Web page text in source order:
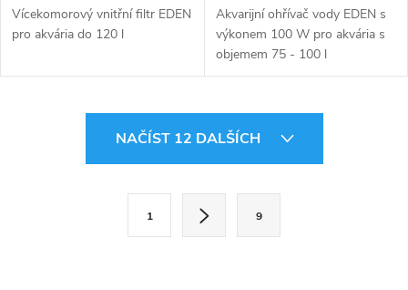
Vícekomorový vnitřní filtr EDEN
pro akvária do 120 l
Akvarijní ohřívač vody EDEN s
výkonem 100 W pro akvária s
objemem 75 - 100 l
NAČÍST 12 DALŠÍCH
1 9